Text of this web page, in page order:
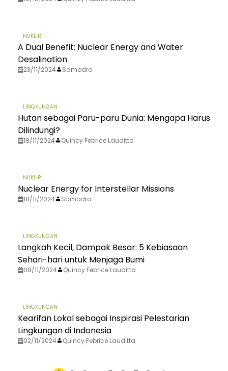
NUKLIR
A Dual Benefit: Nuclear Energy and Water
Desalination
23/11/2024 Samodro
LINGKUNGAN
Hutan sebagai Paru-paru Dunia: Mengapa Harus
Dilindungi?
18/11/2024 Quincy Febrice Lauditta
NUKLIR
Nuclear Energy for Interstellar Missions
18/11/2024 Samodro
LINGKUNGAN
Langkah Kecil, Dampak Besar: 5 Kebiasaan
Sehari-hari untuk Menjaga Bumi
08/11/2024 Quincy Febrice Lauditta
LINGKUNGAN
Kearifan Lokal sebagai Inspirasi Pelestarian
Lingkungan di Indonesia
02/11/2024 Quincy Febrice Lauditta